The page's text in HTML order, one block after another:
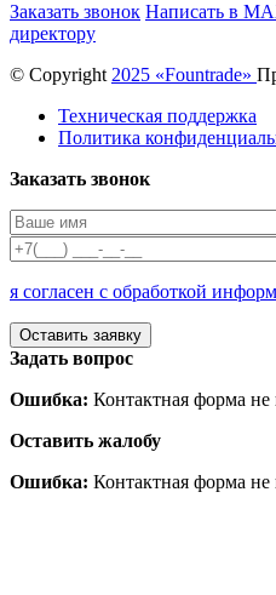
Заказать звонок Написать в
директору
© Copyright 2025 «Fоuntrade»
Техническая поддержка
Политика
Заказать звонок
я согласен с обработкой
Задать вопрос
Ошибка: Контактная форма не
Оставить жалобу
Ошибка: Контактная форма не